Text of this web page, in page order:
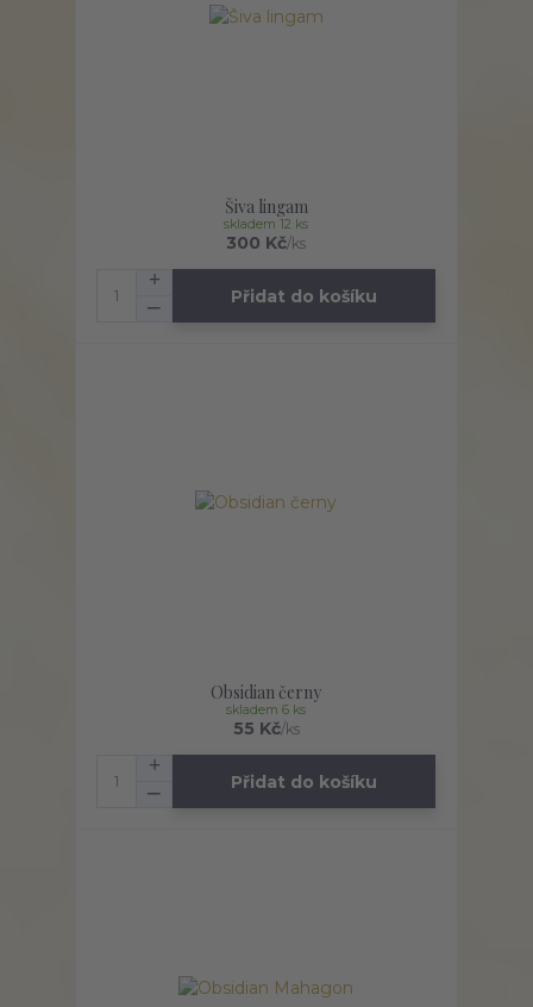
Šiva lingam
300 Kč/ks
skladem 12 ks
Přidat do košíku
Obsidian černy
55 Kč/ks
skladem 6 ks
Přidat do košíku